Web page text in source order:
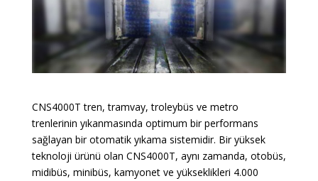
CNS4000T tren, tramvay, troleybüs ve metro
trenlerinin yıkanmasında optimum bir performans
sağlayan bir otomatik yıkama sistemidir. Bir yüksek
teknoloji ürünü olan CNS4000T, aynı zamanda, otobüs,
midibüs, minibüs, kamyonet ve yükseklikleri 4.000